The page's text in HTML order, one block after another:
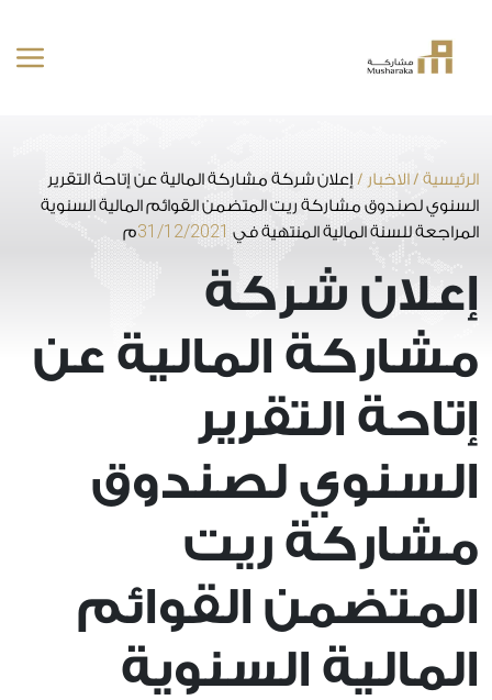
المحتوى
الرئيسية /الاخبار / إعلان شركة مشاركة المالية عن إتاحة التقرير
السنوي لصندوق مشاركة ريت المتضمن القوائم المالية السنوية
المراجعة للسنة المالية المنتهية في 31/12/2021م
إعلان شركة
مشاركة المالية عن
إتاحة التقرير
السنوي لصندوق
مشاركة ريت
المتضمن القوائم
المالية السنوية